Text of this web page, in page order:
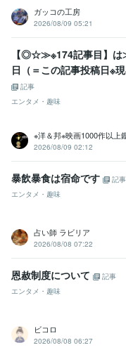
ガッコの工房
2026/08/09 05:21
【◎☆≫※174記事目】は
日（＝この記事投稿日
記事
エンタメ・趣味
※洋＆邦※映画1000作以上
2026/08/09 02:12
暴飲暴食は宿命です
記事
エンタメ・趣味
占い師 ラビリア
2026/08/08 07:22
恩赦制度について
記事
エンタメ・趣味
ビコロ
2026/08/08 06:27